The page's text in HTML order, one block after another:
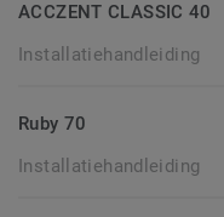
ACCZENT CLASSIC 40
Installatiehandleiding
Ruby 70
Installatiehandleiding